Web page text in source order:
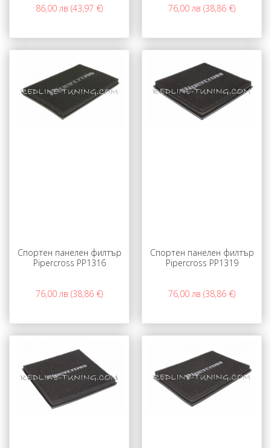
86,00 лв (43,97 €) 76,00 лв (38,86 €)
Спортен панелен филтър
Pipercross PP1316
76,00 лв (38,86 €)
Спортен панелен филтър
Pipercross PP1319
76,00 лв (38,86 €)